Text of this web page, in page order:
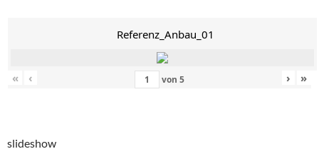
Referenz_Anbau_01
« ‹ von 5 › »
slideshow